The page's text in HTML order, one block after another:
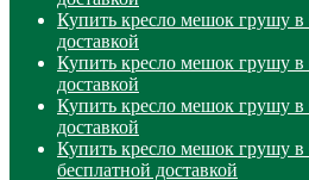
Купить кресло мешок грушу в
доставкой
Купить кресло мешок грушу в
доставкой
Купить кресло мешок грушу в
доставкой
Купить кресло мешок грушу
бесплатной доставкой